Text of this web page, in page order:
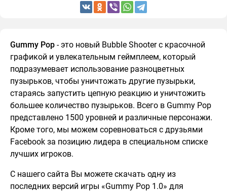
Gummy Pop - это новый Bubble Shooter с красочной
графикой и увлекательным геймплеем, который
подразумевает использование разноцветных
пузырьков, чтобы уничтожать другие пузырьки,
стараясь запустить цепную реакцию и уничтожить
большее количество пузырьков. Всего в Gummy Pop
представлено 1500 уровней и различные персонажи.
Кроме того, мы можем соревноваться с друзьями
Facebook за позицию лидера в специальном списке
лучших игроков.
С нашего сайта Вы можете скачать одну из
последних версий игры «Gummy Pop 1.0» для